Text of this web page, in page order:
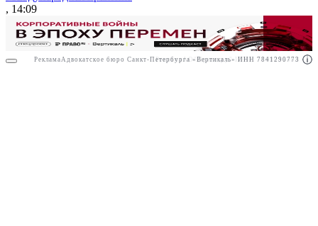
Реклама АО"Право.ру" ИНН: 7708095468
, 14:09
Реклама Адвокатское бюро Санкт-Петербурга «Вертикаль» ИНН 7841290773